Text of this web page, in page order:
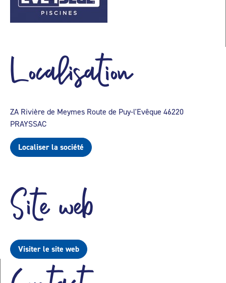
Localisation
ZA Rivière de Meymes Route de Puy-l'Evêque 46220
PRAYSSAC
Localiser la société
Site web
Visiter le site web